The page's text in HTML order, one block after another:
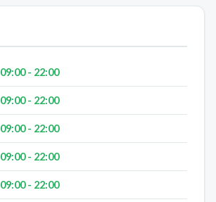
09:00 - 22:00
09:00 - 22:00
09:00 - 22:00
09:00 - 22:00
09:00 - 22:00